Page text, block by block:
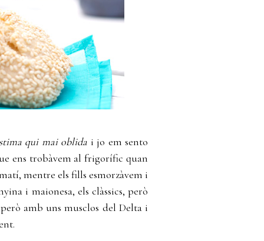
qui mai oblida i jo em sento
ens trobàvem al frigorífic quan
mentre els fills esmorzàvem i
i maionesa, els clàssics, però
amb uns musclos del Delta i